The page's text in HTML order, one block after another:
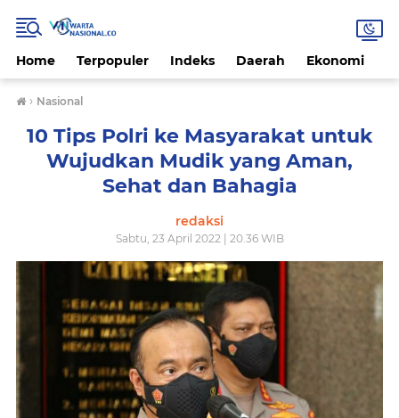
Home Terpopuler Indeks Daerah Ekonomi
› Nasional
10 Tips Polri ke Masyarakat untuk
Wujudkan Mudik yang Aman,
Sehat dan Bahagia
redaksi
Sabtu, 23 April 2022 | 20.36 WIB